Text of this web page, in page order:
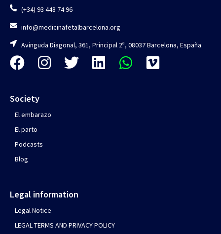
(+34) 93 448 74 96
info@medicinafetalbarcelona.org
Avinguda Diagonal, 361, Principal 2ª, 08037 Barcelona, España
Society
El embarazo
El parto
Podcasts
Blog
Legal information
Legal Notice
LEGAL TERMS AND PRIVACY POLICY